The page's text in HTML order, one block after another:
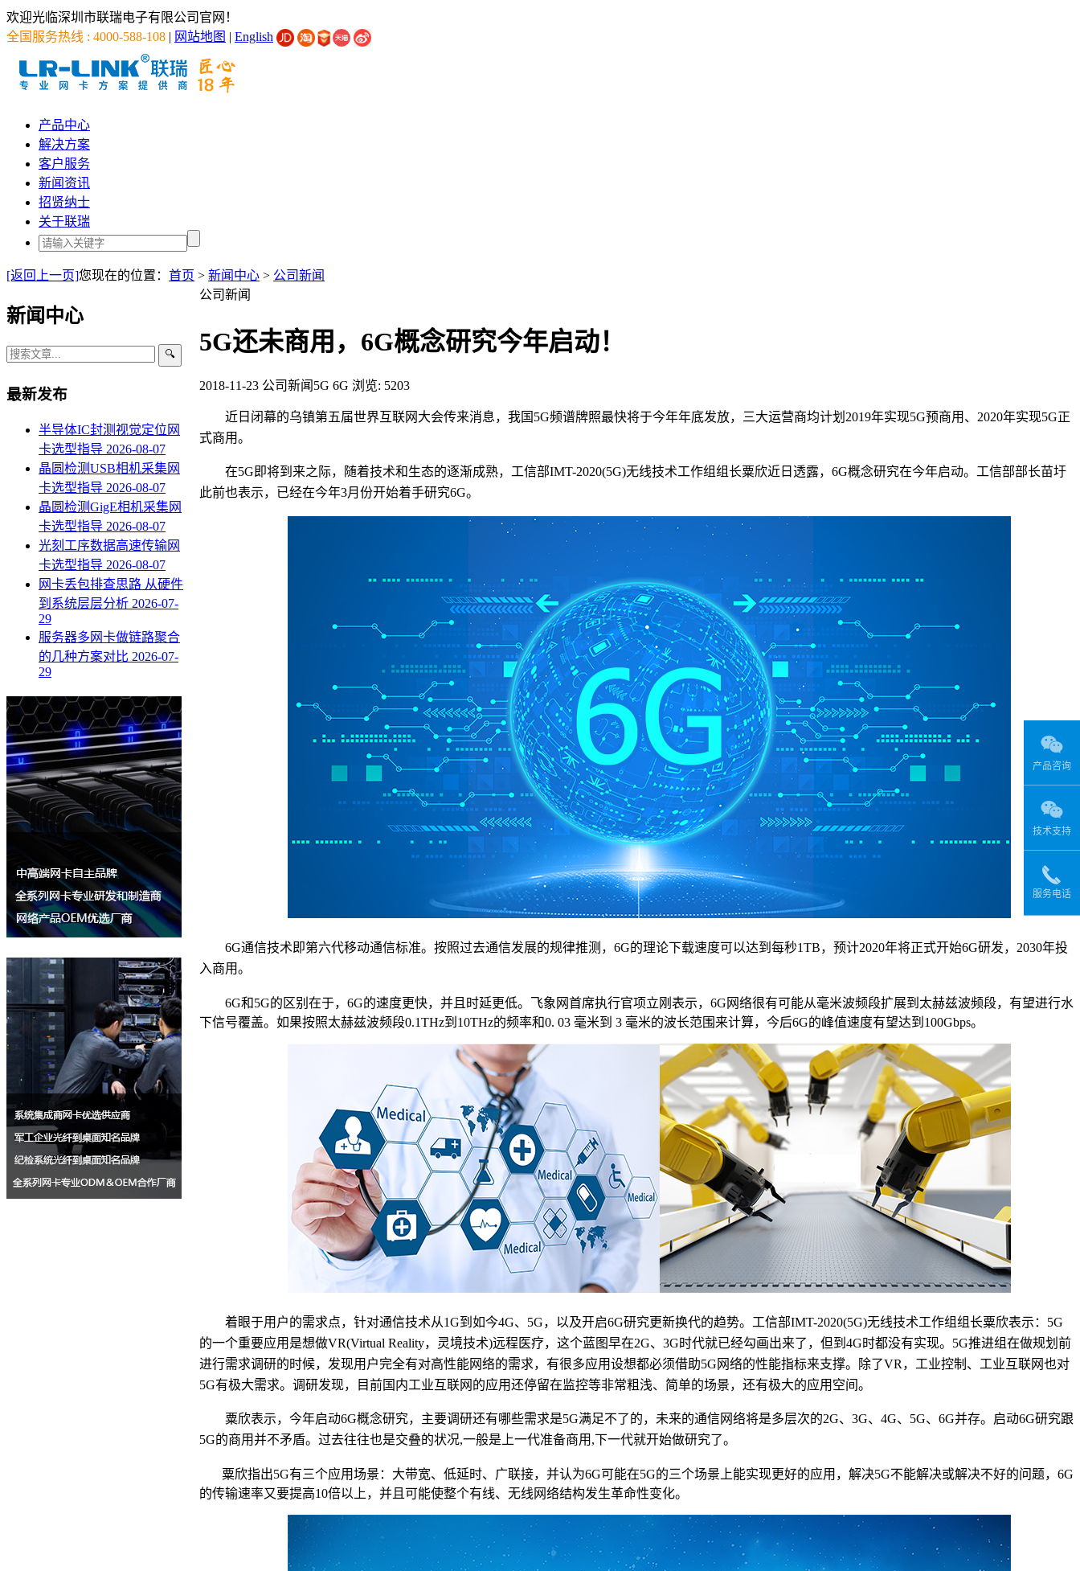
欢迎光临深圳市联瑞电子有限公司官网！
全国服务热线 : 4000-588-108 | 网站地图 | English
产品中心
解决方案
客户服务
新闻资讯
招贤纳士
关于联瑞
[返回上一页]您现在的位置： 首页 > 新闻中心 > 公司新闻
新闻中心
🔍
最新发布
半导体IC封测视觉定位网
卡选型指导 2026-08-07
晶圆检测USB相机采集网
卡选型指导 2026-08-07
晶圆检测GigE相机采集网
卡选型指导 2026-08-07
光刻工序数据高速传输网
卡选型指导 2026-08-07
网卡丢包排查思路 从硬件
到系统层层分析 2026-07-
29
服务器多网卡做链路聚合
的几种方案对比 2026-07-
29
公司新闻
5G还未商用，6G概念研究今年启动！
2018-11-23 公司新闻 5G 6G 浏览: 5203
近日闭幕的乌镇第五届世界互联网大会传来消息，我国5G频谱牌照最快将于今年年底发放，三大运营商均计划2019年实现5G预商用、2020年实现5G正
式商用。
在5G即将到来之际，随着技术和生态的逐渐成熟，工信部IMT-2020(5G)无线技术工作组组长粟欣近日透露，6G概念研究在今年启动。工信部部长苗圩
此前也表示，已经在今年3月份开始着手研究6G。
6G通信技术即第六代移动通信标准。按照过去通信发展的规律推测，6G的理论下载速度可以达到每秒1TB，预计2020年将正式开始6G研发，2030年投
入商用。
6G和5G的区别在于，6G的速度更快，并且时延更低。飞象网首席执行官项立刚表示，6G网络很有可能从毫米波频段扩展到太赫兹波频段，有望进行水
下信号覆盖。如果按照太赫兹波频段0.1THz到10THz的频率和0. 03 毫米到 3 毫米的波长范围来计算，今后6G的峰值速度有望达到100Gbps。
着眼于用户的需求点，针对通信技术从1G到如今4G、5G，以及开启6G研究更新换代的趋势。工信部IMT-2020(5G)无线技术工作组组长粟欣表示：5G
的一个重要应用是想做VR(Virtual Reality，灵境技术)远程医疗，这个蓝图早在2G、3G时代就已经勾画出来了，但到4G时都没有实现。5G推进组在做规划前
进行需求调研的时候，发现用户完全有对高性能网络的需求，有很多应用设想都必须借助5G网络的性能指标来支撑。除了VR，工业控制、工业互联网也对
5G有极大需求。调研发现，目前国内工业互联网的应用还停留在监控等非常粗浅、简单的场景，还有极大的应用空间。
粟欣表示，今年启动6G概念研究，主要调研还有哪些需求是5G满足不了的，未来的通信网络将是多层次的2G、3G、4G、5G、6G并存。启动6G研究跟
5G的商用并不矛盾。过去往往也是交叠的状况,一般是上一代准备商用,下一代就开始做研究了。
粟欣指出5G有三个应用场景：大带宽、低延时、广联接，并认为6G可能在5G的三个场景上能实现更好的应用，解决5G不能解决或解决不好的问题，6G
的传输速率又要提高10倍以上，并且可能使整个有线、无线网络结构发生革命性变化。
产品咨询
技术支持
服务电话